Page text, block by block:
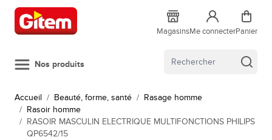
Allez au contenu
MagasinsMe connecterPanier
Nos produits
Accueil / Beauté, forme, santé / Rasage homme
/ Rasoir homme
/ RASOIR MASCULIN ELECTRIQUE MULTIFONCTIONS PHILIPS
QP6542/15